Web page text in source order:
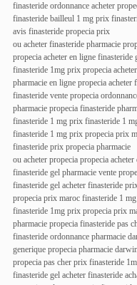
finasteride ordonnance acheter
finasteride bailleul 1 mg prix
avis finasteride propecia prix
ou acheter finasteride pharmacie
propecia acheter en ligne finasteride
finasteride 1mg prix propecia
pharmacie en ligne propecia acheter
finasteride vente propecia
pharmacie propecia finasteride
finasteride 1 mg prix finasteride 1
finasteride 1 mg prix propecia prix
finasteride prix propecia pharmacie
ou acheter propecia propecia acheter
finasteride gel pharmacie vente
finasteride gel acheter finasteride
propecia prix maroc finasteride 1
finasteride 1mg prix propecia prix
pharmacie propecia finasteride pas
finasteride ordonnance pharmacie
generique propecia pharmacie
propecia pas cher prix finasteride
finasteride gel acheter finasteride